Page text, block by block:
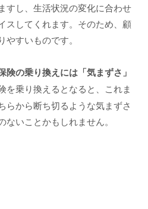
すし、生活状況の変化に合わせ
スしてくれます。そのため、顧
すいものです。
険の乗り換えには「気まずさ」
を乗り換えるとなると、これま
らから断ち切るような気まずさ
いことかもしれません。